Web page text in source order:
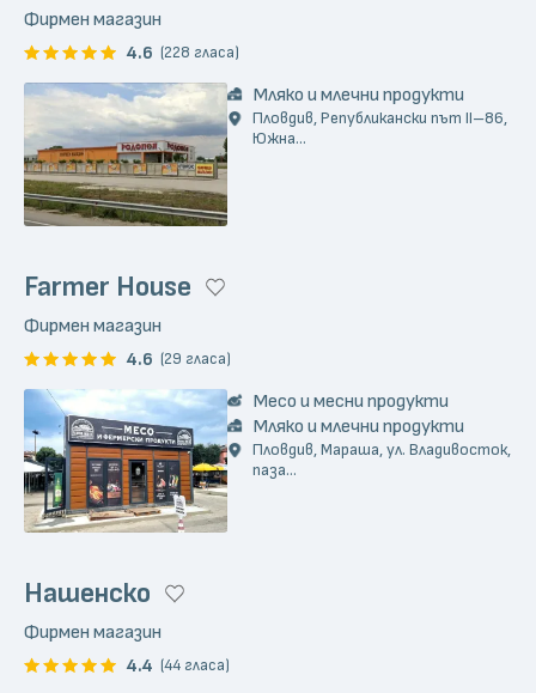
Фирмен магазин
4.6 (228 гласа)
Мляко и млечни продукти
Пловдив, Републикански път II–86,
Южна...
Farmer House
Фирмен магазин
4.6 (29 гласа)
Месо и месни продукти
Мляко и млечни продукти
Пловдив, Мараша, ул. Владивосток,
паза...
Нашенско
Фирмен магазин
4.4 (44 гласа)